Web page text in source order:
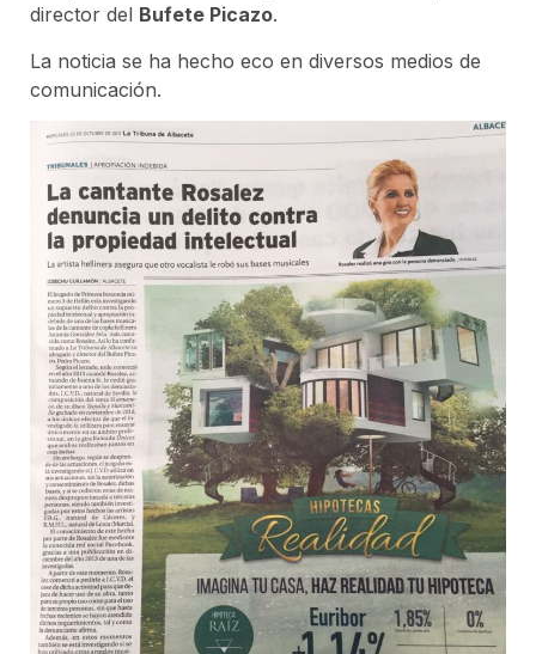
director del Bufete Picazo.
La noticia se ha hecho eco en diversos medios de
comunicación.